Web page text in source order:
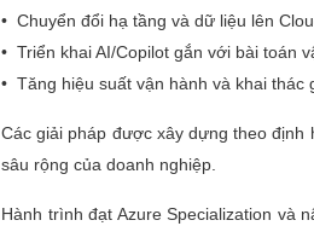
• Chuyển đổi hạ tầng và dữ liệu lên
• Triển khai AI/Copilot gắn với bài toán
• Tăng hiệu suất vận hành và khai thác
Các giải pháp được xây dựng theo
sâu rộng của doanh nghiệp.
Hành trình đạt Azure Specialization và